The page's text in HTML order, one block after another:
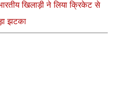
खिलाड़ी ने लिया क्रिकेट से
झटका